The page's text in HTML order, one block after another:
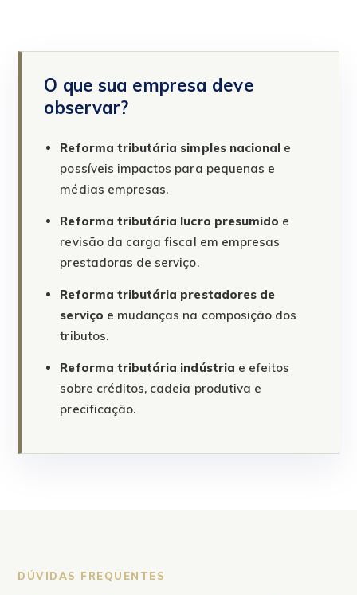
O que sua empresa deve
observar?
Reforma tributária simples nacional e
possíveis impactos para pequenas e
médias empresas.
Reforma tributária lucro presumido e
revisão da carga fiscal em empresas
prestadoras de serviço.
Reforma tributária prestadores de
serviço e mudanças na composição dos
tributos.
Reforma tributária indústria e efeitos
sobre créditos, cadeia produtiva e
precificação.
DÚVIDAS FREQUENTES